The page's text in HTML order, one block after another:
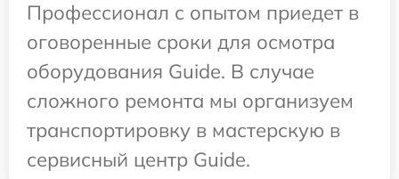
Профессионал с опытом приедет в
оговоренные сроки для осмотра
оборудования Guide. В случае
сложного ремонта мы организуем
транспортировку в мастерскую в
сервисный центр Guide.